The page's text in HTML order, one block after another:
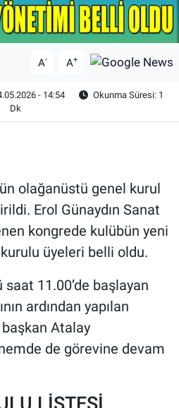
A- A+
- 14:54
Okunma Süresi: 1
Dk
olağanüstü genel kurul
Erol Günaydın Sanat
kongrede kulübün yeni
üyeleri belli oldu.
saat 11.00’de başlayan
ardından yapılan
Atalay
de görevine devam
LİSTESİ